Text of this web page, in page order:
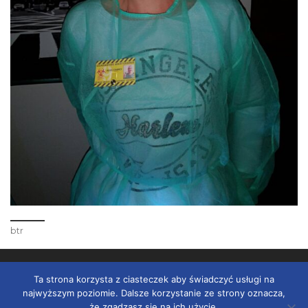
btr
Wszelkie prawa zastrzeżone
Strony internetowe Grupa
Ta strona korzysta z ciasteczek aby świadczyć usługi na
najwyższym poziomie. Dalsze korzystanie ze strony oznacza,